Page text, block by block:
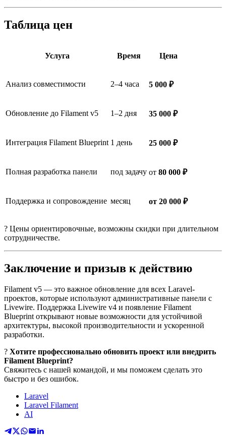
Таблица цен
Услуга Время Цена
Анализ совместимости 2–4 часа 5 000 ₽
Обновление до Filament v5 1–2 дня 35 000 ₽
Интеграция Filament Blueprint 1 день 25 000 ₽
Полная разработка панели под задачу от 80 000 ₽
Поддержка и сопровождение месяц от 20 000 ₽
? Цены ориентировочные, возможны скидки при длительном
сотрудничестве.
Заключение и призыв к действию
Filament v5 — это важное обновление для всех Laravel-
проектов, которые используют административные панели с
Livewire. Поддержка Livewire v4 и появление Filament
Blueprint открывают новые возможности для устойчивой
архитектуры, высокой производительности и ускоренной
разработки.
? Хотите профессионально обновить проект или внедрить
Filament Blueprint?
Свяжитесь с нашей командой, и мы поможем сделать это
быстро и без ошибок.
Laravel
Laravel Filament
AI